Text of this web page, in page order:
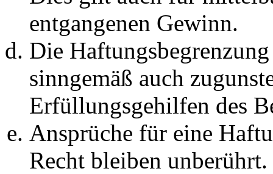
entgangenen Gewinn.
Die
sinngemäß auch
Erfüllungsgehilfen des
Ansprüche für eine
Recht bleiben unberührt.